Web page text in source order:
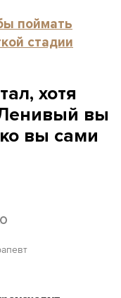
поймать
стадии
хотя
вы
вы сами